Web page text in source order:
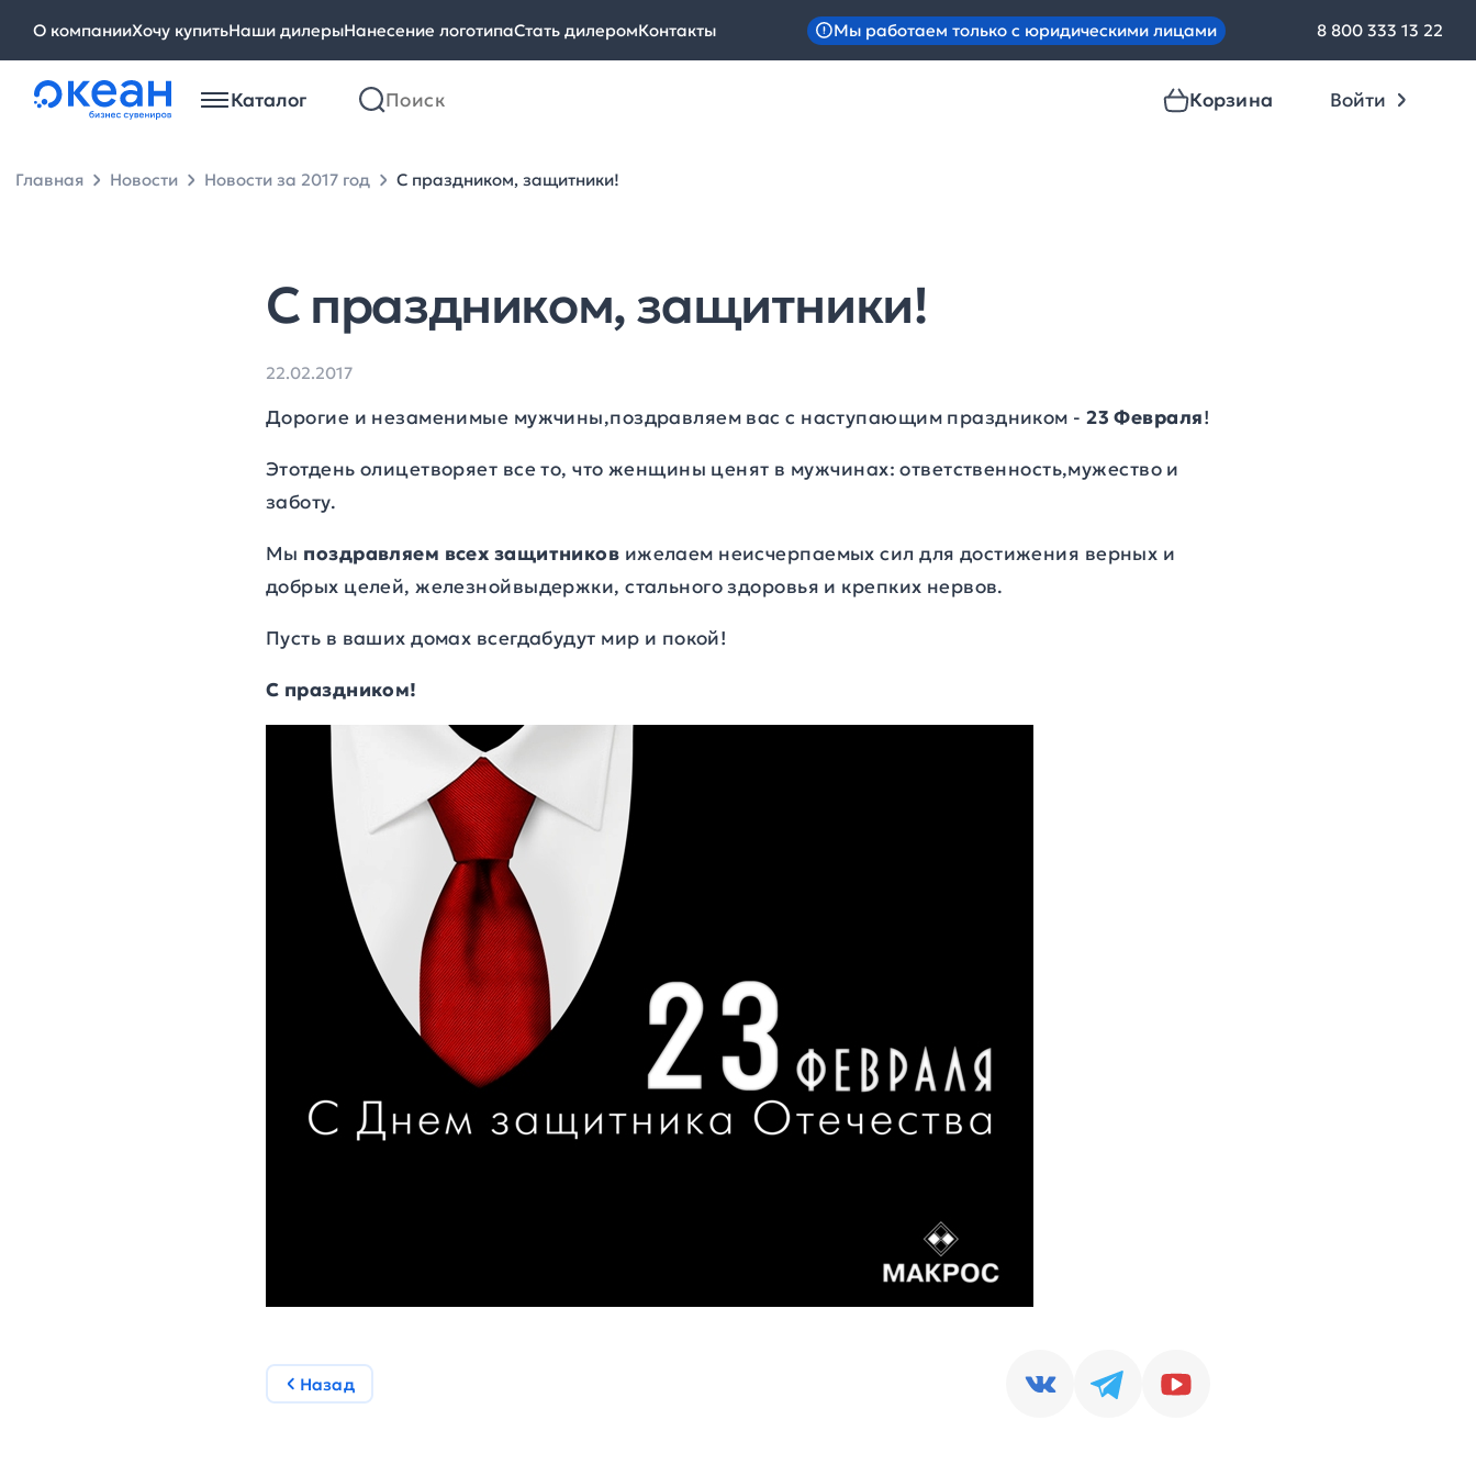
О компанииХочу купитьНаши дилерыНанесение логотипаСтать дилеромКонтакты Мы работаем только с юридическими лицами 8 800 333 13 22
Каталог Корзина Войти
Главная Новости Новости за 2017 год С праздником, защитники!
С праздником, защитники!
22.02.2017
Дорогие и незаменимые мужчины,поздравляем вас с наступающим праздником -23 Февраля!
Этотдень олицетворяет все то, что женщины ценят в мужчинах: ответственность,мужество и
заботу.
Мы поздравляем всех защитников ижелаем неисчерпаемых сил для достижения верных и
добрых целей, железнойвыдержки, стального здоровья и крепких нервов.
Пусть в ваших домах всегдабудут мир и покой!
С праздником!
Назад